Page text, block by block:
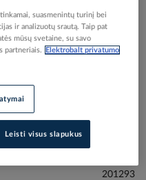
nuotraukoje
komutacinis su
PVDB2656AG -
201293
suasmenintų turinį bei
ir analizuotų srautą. Taip pat
mūsų svetaine, su savo
partneriais.
Elektrobalt privatumo
Leisti visus slapukus